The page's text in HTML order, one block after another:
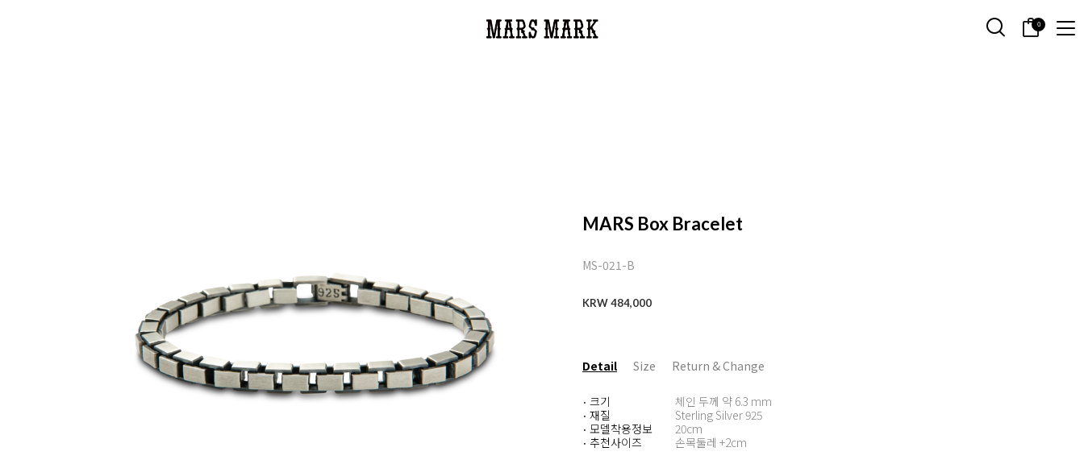
0
MARS Box Bracelet
MS-021-B
KRW 484,000
Detail Size Return & Change
· 크기 체인 두께 약 6.3 mm
· 재질 Sterling Silver 925
· 모델착용정보 20cm
· 추천사이즈 손목둘레 +2cm